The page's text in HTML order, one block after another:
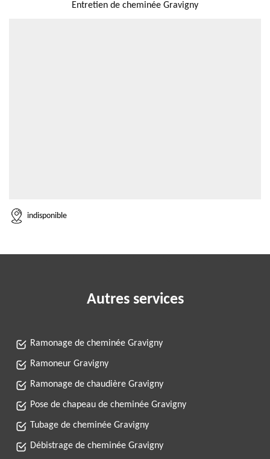
Entretien de cheminée Gravigny
indisponible
Autres services
Ramonage de cheminée Gravigny
Ramoneur Gravigny
Ramonage de chaudière Gravigny
Pose de chapeau de cheminée Gravigny
Tubage de cheminée Gravigny
Débistrage de cheminée Gravigny